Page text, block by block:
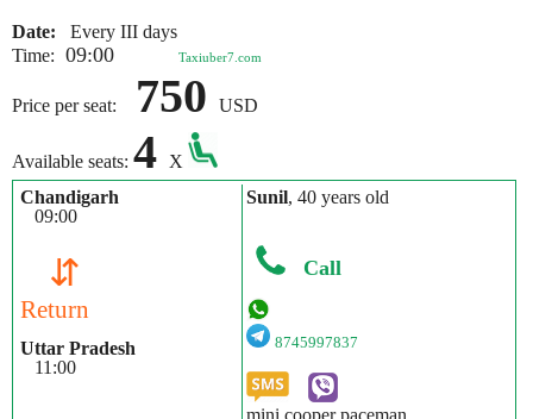
Date:
Every III days
Time: 09:00 Taxiuber7.com
Price per seat: 750 USD
Available seats: 4
X
Chandigarh
09:00
⇵
Return
Uttar Pradesh
11:00
Sunil, 40 years old
Call
8745997837